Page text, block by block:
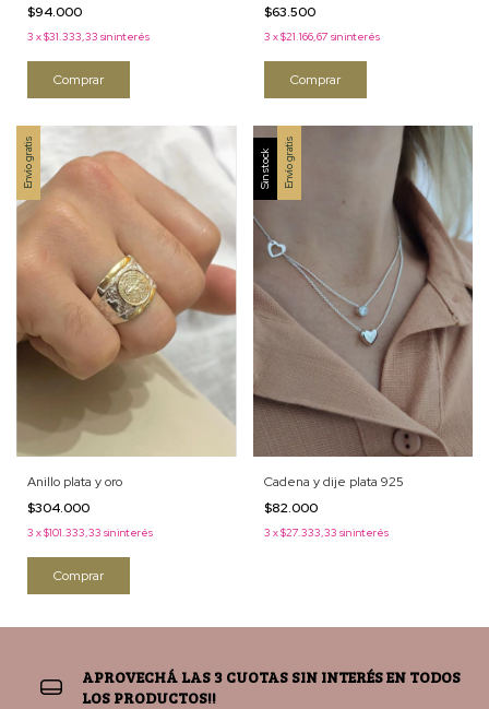
$94.000
3 x$31.333,33 sin interés
Comprar
$63.500
3 x$21.166,67 sin interés
Comprar
Envío gratis
Anillo plata y oro
$304.000
3 x$101.333,33 sin interés
Comprar
Sin stock Envío gratis
Cadena y dije plata 925
$82.000
3 x$27.333,33 sin interés
APROVECHÁ LAS 3 CUOTAS SIN INTERÉS EN TODOS
LOS PRODUCTOS!!